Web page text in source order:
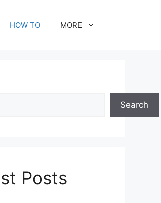
HOW TO MORE
Search
Posts